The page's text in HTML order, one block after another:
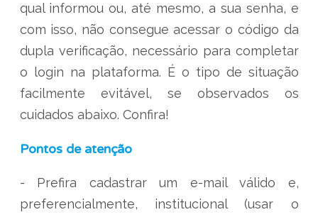
qual informou ou, até mesmo, a sua senha, e
com isso, não consegue acessar o código da
dupla verificação, necessário para completar
o login na plataforma. É o tipo de situação
facilmente evitável, se observados os
cuidados abaixo. Confira!
Pontos de atenção
- Prefira cadastrar um e-mail válido e,
preferencialmente, institucional (usar o